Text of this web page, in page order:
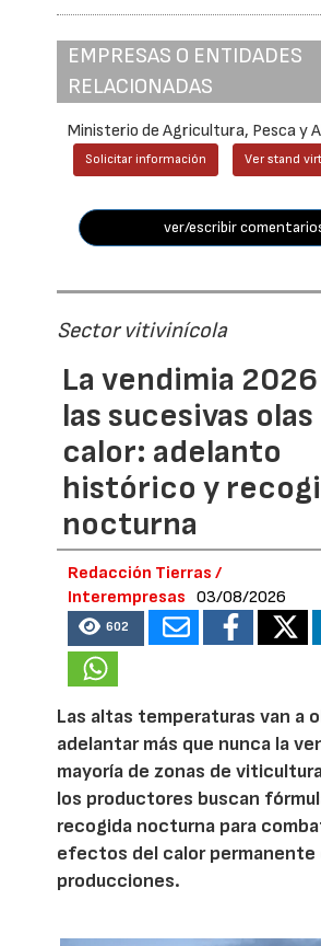
EMPRESAS O ENTIDADES
RELACIONADAS
Ministerio de Agricultura, Pesca y
Solicitar información Ver stand
ver/escribir
Sector vitivinícola
La vendimia
las sucesivas olas
calor: adelanto
histórico y
nocturna
Redacción Tierras /
Interempresas
03/08/2026
602
Las altas temperaturas van a
adelantar más que nunca la
mayoría de zonas de
los productores buscan
recogida nocturna para
efectos del calor permanente
producciones.